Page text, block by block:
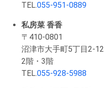
TEL.055-951-0889
私房菜 香香
〒410-0801
沼津市大手町5丁目2-12
2階・3階
TEL.055-928-5988